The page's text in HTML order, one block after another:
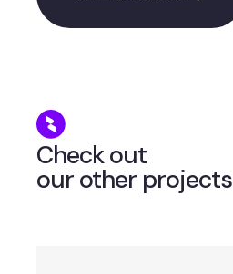
Check out
our other projects